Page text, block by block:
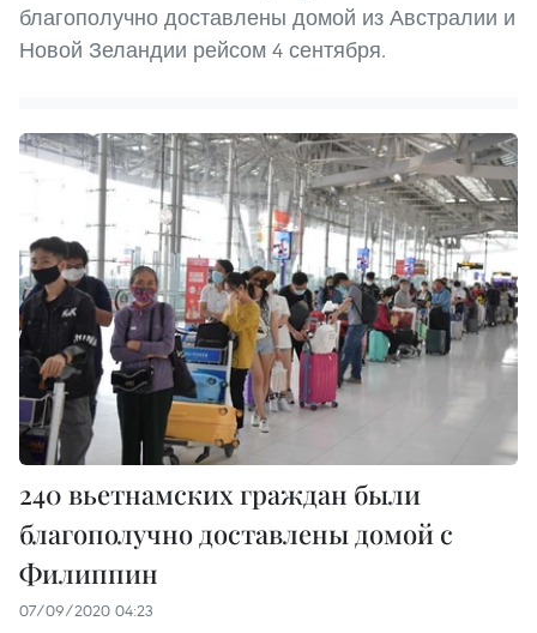
благополучно доставлены домой из Австралии и
Новой Зеландии рейсом 4 сентября.
240 вьетнамских граждан были
благополучно доставлены домой c
Филиппин
07/09/2020 04:23